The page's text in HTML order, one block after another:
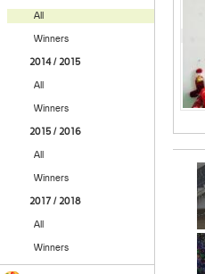
All
Winners
2014 / 2015
All
Winners
2015 / 2016
All
Winners
2017 / 2018
All
Winners